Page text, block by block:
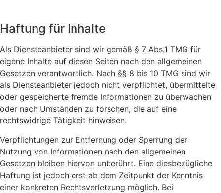
Haftung für Inhalte
Als Diensteanbieter sind wir gemäß § 7 Abs.1 TMG für
eigene Inhalte auf diesen Seiten nach den allgemeinen
Gesetzen verantwortlich. Nach §§ 8 bis 10 TMG sind wir
als Diensteanbieter jedoch nicht verpflichtet, übermittelte
oder gespeicherte fremde Informationen zu überwachen
oder nach Umständen zu forschen, die auf eine
rechtswidrige Tätigkeit hinweisen.
Verpflichtungen zur Entfernung oder Sperrung der
Nutzung von Informationen nach den allgemeinen
Gesetzen bleiben hiervon unberührt. Eine diesbezügliche
Haftung ist jedoch erst ab dem Zeitpunkt der Kenntnis
einer konkreten Rechtsverletzung möglich. Bei